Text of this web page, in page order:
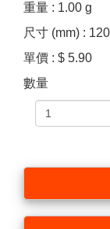
重量 : 1.00 g
尺寸 (mm) :
單價 : $ 5.90
數量